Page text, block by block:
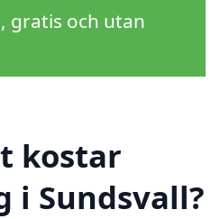
gratis och utan
kostar
i Sundsvall?